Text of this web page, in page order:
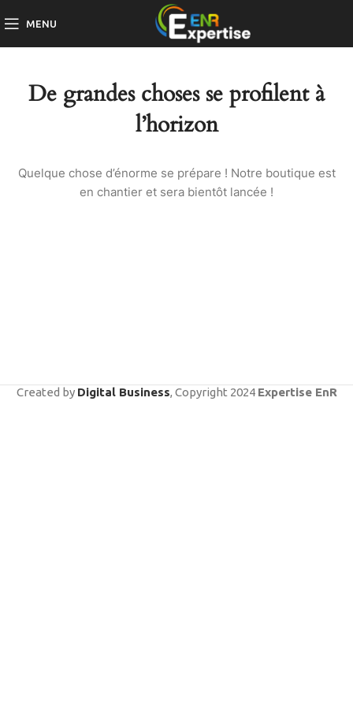
MENU
De grandes choses se profilent à
l’horizon
Quelque chose d’énorme se prépare ! Notre boutique est
en chantier et sera bientôt lancée !
Created by Digital Business, Copyright 2024 Expertise EnR